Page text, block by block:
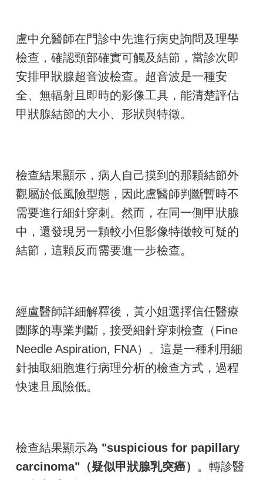
盧中允醫師在門診中先進行病史詢問及理學
檢查，確認頸部確實可觸及結節，當診次即
安排甲狀腺超音波檢查。超音波是一種安
全、無輻射且即時的影像工具，能清楚評估
甲狀腺結節的大小、形狀與特徵。
檢查結果顯示，病人自己摸到的那顆結節外
觀屬於低風險型態，因此盧醫師判斷暫時不
需要進行細針穿刺。然而，在同一側甲狀腺
中，還發現另一顆較小但影像特徵較可疑的
結節，這顆反而需要進一步檢查。
經盧醫師詳細解釋後，黃小姐選擇信任醫療
團隊的專業判斷，接受細針穿刺檢查（Fine
Needle Aspiration, FNA）。這是一種利用細
針抽取細胞進行病理分析的檢查方式，過程
快速且風險低。
檢查結果顯示為 "suspicious for papillary
carcinoma"（疑似甲狀腺乳突癌） 。轉診醫